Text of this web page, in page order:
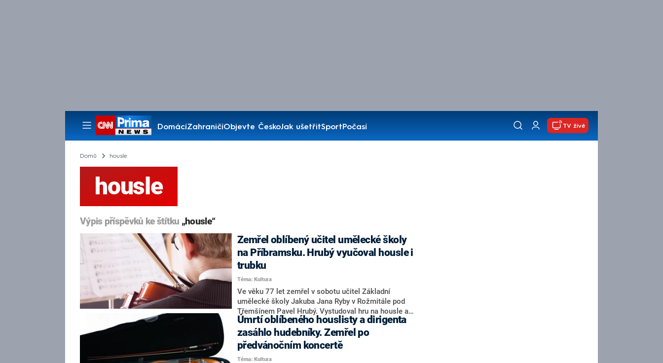
DomácíZahraničíObjevte ČeskoJak ušetřitSportPočasí
Pořady
TV živě
Domů housle
housle
Výpis příspěvků ke štítku „housle“
Zemřel oblíbený učitel umělecké školy
na Příbramsku. Hrubý vyučoval housle i
trubku
Téma: Kultura
Ve věku 77 let zemřel v sobotu učitel Základní
umělecké školy Jakuba Jana Ryby v Rožmitále pod
Třemšínem Pavel Hrubý. Vystudoval hru na housle a
trubku, které později také vyučoval. Mimo
pedagogickou kariéru hrál také v několika
filharmoniích a dalších hudebních projektech. O jeho
úmrtí informovala škola na sociální síti.
Úmrtí oblíbeného houslisty a dirigenta
zasáhlo hudebníky. Zemřel po
předvánočním koncertě
Téma: Kultura